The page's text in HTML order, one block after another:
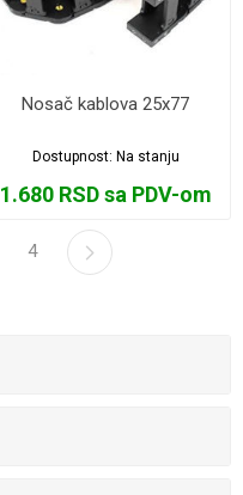
Nosač kablova 25x77
Dostupnost: Na stanju
1.680 RSD sa PDV-om
4